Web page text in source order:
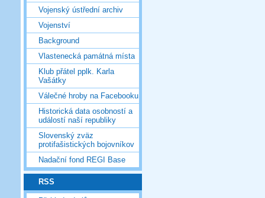
Vojenský ústřední archiv
Vojenství
Background
Vlastenecká památná místa
Klub přátel pplk. Karla
Vašátky
Válečné hroby na Facebooku
Historická data osobností a
událostí naší republiky
Slovenský zväz
protifašistických bojovníkov
Nadační fond REGI Base
RSS